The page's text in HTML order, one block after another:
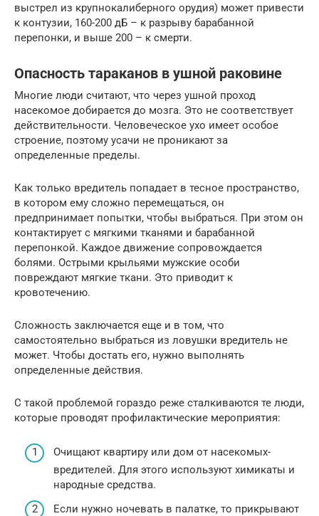
выстрел из крупнокалиберного орудия) может привести
к контузии, 160-200 дБ – к разрыву барабанной
перепонки, и выше 200 – к смерти.
Опасность тараканов в ушной раковине
Многие люди считают, что через ушной проход
насекомое добирается до мозга. Это не соответствует
действительности. Человеческое ухо имеет особое
строение, поэтому усачи не проникают за
определенные пределы.
Как только вредитель попадает в тесное пространство,
в котором ему сложно перемещаться, он
предпринимает попытки, чтобы выбраться. При этом он
контактирует с мягкими тканями и барабанной
перепонкой. Каждое движение сопровождается
болями. Острыми крыльями мужские особи
повреждают мягкие ткани. Это приводит к
кровотечению.
Сложность заключается еще и в том, что
самостоятельно выбраться из ловушки вредитель не
может. Чтобы достать его, нужно выполнять
определенные действия.
С такой проблемой гораздо реже сталкиваются те люди,
которые проводят профилактические мероприятия:
Очищают квартиру или дом от насекомых-
вредителей. Для этого используют химикаты и
народные средства.
Если нужно ночевать в палатке, то прикрывают